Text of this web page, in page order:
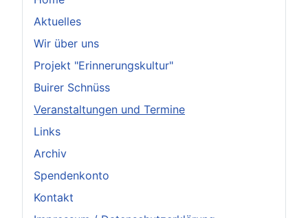
Aktuelles
Wir über uns
Projekt "Erinnerungskultur"
Buirer Schnüss
Veranstaltungen und Termine
Links
Archiv
Spendenkonto
Kontakt